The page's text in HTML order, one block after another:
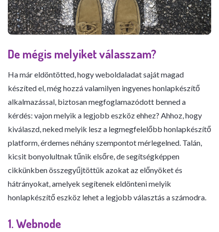
De mégis melyiket válasszam?
Ha már eldöntötted, hogy weboldaladat saját magad
készíted el, még hozzá valamilyen ingyenes honlapkészítő
alkalmazással, biztosan megfoglamazódott benned a
kérdés: vajon melyik a legjobb eszköz ehhez? Ahhoz, hogy
kiválaszd, neked melyik lesz a legmegfelelőbb honlapkészítő
platform, érdemes néhány szempontot mérlegelned. Talán,
kicsit bonyolultnak tűnik elsőre, de segítségképpen
cikkünkben összegyűjtöttük azokat az előnyöket és
hátrányokat, amelyek segítenek eldönteni melyik
honlapkészítő eszköz lehet a legjobb választás a számodra.
1. Webnode